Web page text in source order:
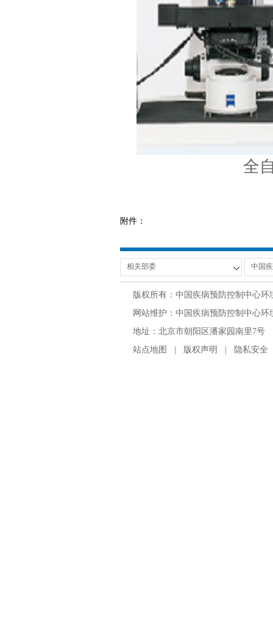
全
附件：
版权所有：中国疾病预防控制中心环
网站维护：中国疾病预防控制中心
地址：北京市朝阳区潘家园南里7号
站点地图
版权声明 隐私安全